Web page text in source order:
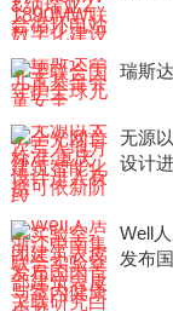
瑞斯
无源
设计
Well
发布